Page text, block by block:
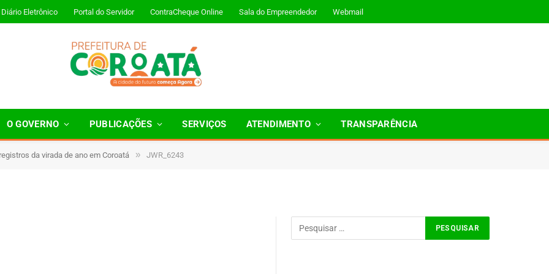
Diário Eletrônico Portal do Servidor ContraCheque Online Sala do Empreendedor Webmail
O GOVERNO PUBLICAÇÕES SERVIÇOS ATENDIMENTO TRANSPARÊNCIA
da virada de ano em Coroatá » JWR_6243